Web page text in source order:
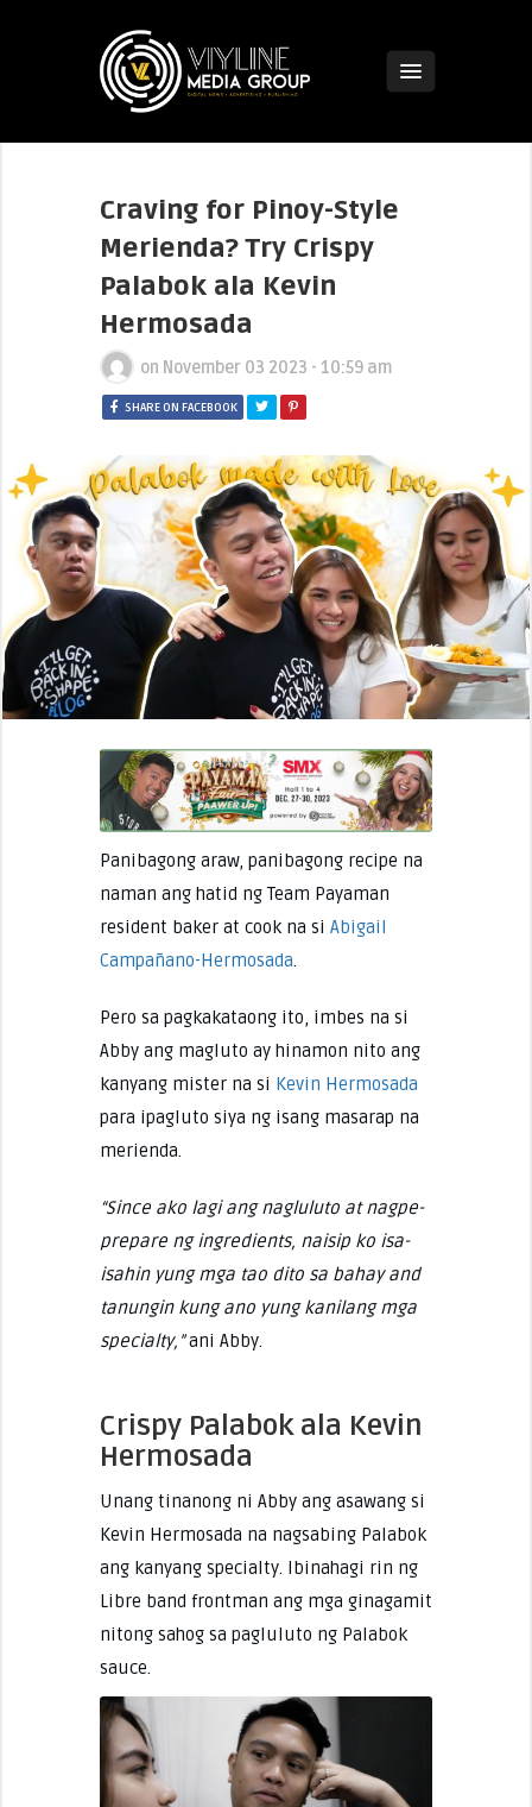
Craving for Pinoy-Style
Merienda? Try Crispy
Palabok ala Kevin
Hermosada
on November 03 2023 - 10:59 am
SHARE ON FACEBOOK
Panibagong araw, panibagong recipe na
naman ang hatid ng Team Payaman
resident baker at cook na si Abigail
Campañano-Hermosada.
Pero sa pagkakataong ito, imbes na si
Abby ang magluto ay hinamon nito ang
kanyang mister na si Kevin Hermosada
para ipagluto siya ng isang masarap na
merienda.
“Since ako lagi ang nagluluto at nagpe-
prepare ng ingredients, naisip ko isa-
isahin yung mga tao dito sa bahay and
tanungin kung ano yung kanilang mga
specialty,”ani Abby.
Crispy Palabok ala Kevin
Hermosada
Unang tinanong ni Abby ang asawang si
Kevin Hermosada na nagsabing Palabok
ang kanyang specialty. Ibinahagi rin ng
Libre band frontman ang mga ginagamit
nitong sahog sa pagluluto ng Palabok
sauce.